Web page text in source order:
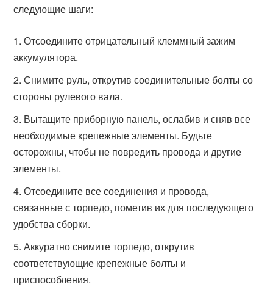
следующие шаги:
Отсоедините отрицательный клеммный зажим
аккумулятора.
Снимите руль, открутив соединительные болты со
стороны рулевого вала.
Вытащите приборную панель, ослабив и сняв все
необходимые крепежные элементы. Будьте
осторожны, чтобы не повредить провода и другие
элементы.
Отсоедините все соединения и провода,
связанные с торпедо, пометив их для последующего
удобства сборки.
Аккуратно снимите торпедо, открутив
соответствующие крепежные болты и
приспособления.